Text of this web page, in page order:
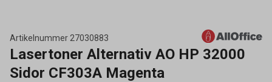
Artikelnummer 27030883
Lasertoner Alternativ AO HP 32000
Sidor CF303A Magenta